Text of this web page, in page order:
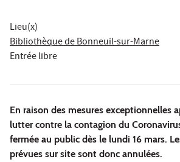
Lieu(x)
Bibliothèque de Bonneuil-sur-Marne
Entrée libre
En raison des mesures exceptionnelles
lutter contre la contagion du
fermée au public dès le lundi 16 mars.
prévues sur site sont donc annulées.